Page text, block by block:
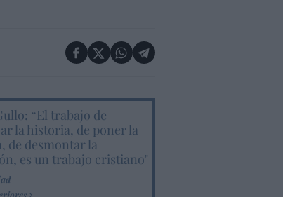
“El trabajo de
la historia, de poner la
de desmontar la
es un trabajo cristiano"